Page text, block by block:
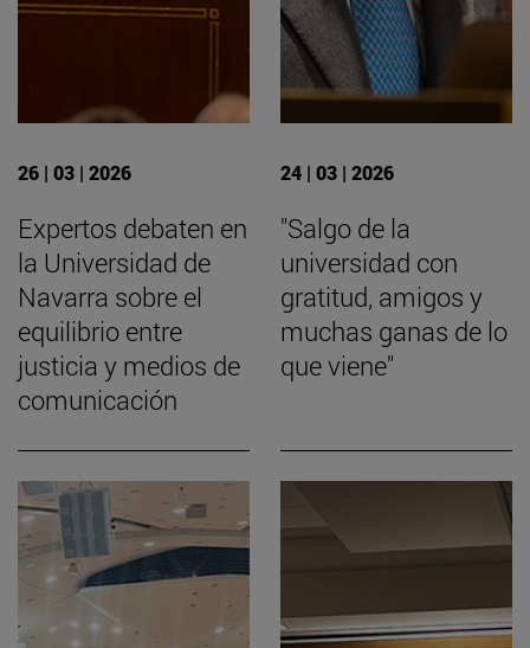
26 | 03 | 2026
Expertos debaten en
la Universidad de
Navarra sobre el
equilibrio entre
justicia y medios de
comunicación
24 | 03 | 2026
"Salgo de la
universidad con
gratitud, amigos y
muchas ganas de lo
que viene"